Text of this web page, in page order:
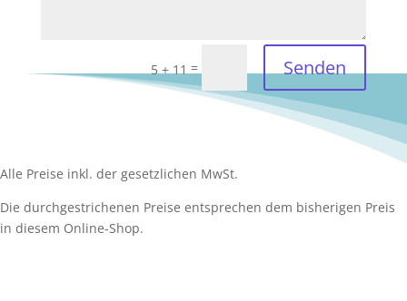
5 + 11 = Senden
Alle Preise inkl. der gesetzlichen MwSt.
Die durchgestrichenen Preise entsprechen dem bisherigen Preis
in diesem Online-Shop.